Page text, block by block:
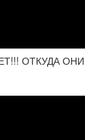
ОТКУДА ОНИ